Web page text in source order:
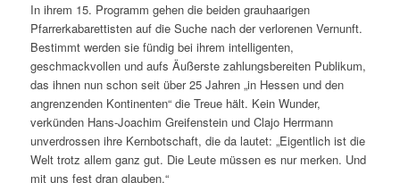
In ihrem 15. Programm gehen die beiden grauhaarigen
Pfarrerkabarettisten auf die Suche nach der verlorenen Vernunft.
Bestimmt werden sie fündig bei ihrem intelligenten,
geschmackvollen und aufs Äußerste zahlungsbereiten Publikum,
das ihnen nun schon seit über 25 Jahren „in Hessen und den
angrenzenden Kontinenten“ die Treue hält. Kein Wunder,
verkünden Hans-Joachim Greifenstein und Clajo Herrmann
unverdrossen ihre Kernbotschaft, die da lautet: „Eigentlich ist die
Welt trotz allem ganz gut. Die Leute müssen es nur merken. Und
mit uns fest dran glauben.“